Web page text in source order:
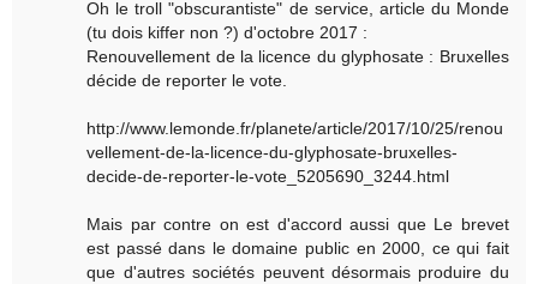
Oh le troll "obscurantiste" de service, article du Monde
(tu dois kiffer non ?) d'octobre 2017 :
Renouvellement de la licence du glyphosate : Bruxelles
décide de reporter le vote.
http://www.lemonde.fr/planete/article/2017/10/25/renou
vellement-de-la-licence-du-glyphosate-bruxelles-
decide-de-reporter-le-vote_5205690_3244.html
Mais par contre on est d'accord aussi que Le brevet
est passé dans le domaine public en 2000, ce qui fait
que d'autres sociétés peuvent désormais produire du